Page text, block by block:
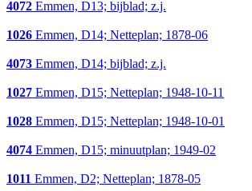
4072 Emmen, D13; bijblad; z.j.
1026 Emmen, D14; Netteplan; 1878-06
4073 Emmen, D14; bijblad; z.j.
1027 Emmen, D15; Netteplan; 1948-10-11
1028 Emmen, D15; Netteplan; 1948-10-01
4074 Emmen, D15; minuutplan; 1949-02
1011 Emmen, D2; Netteplan; 1878-05